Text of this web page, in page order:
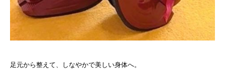
足元から整えて、しなやかで美しい身体へ。